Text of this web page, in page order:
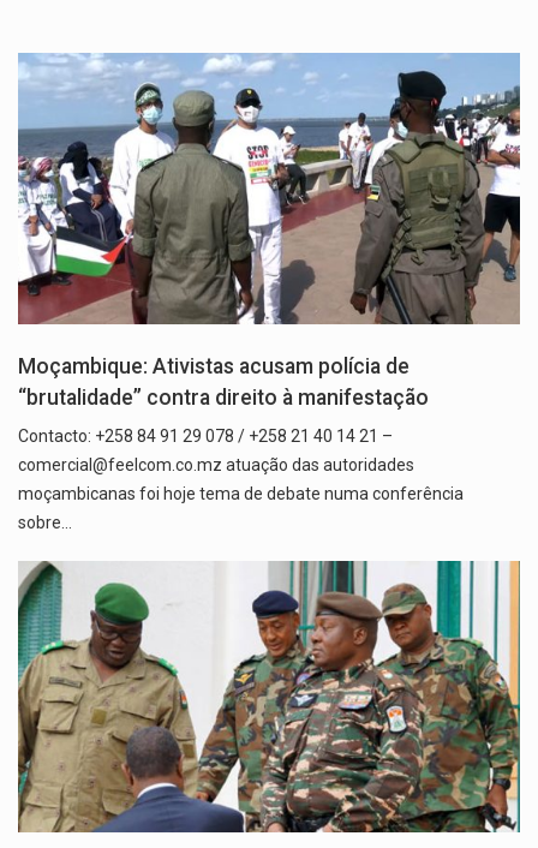
Moçambique: Ativistas acusam polícia de
“brutalidade” contra direito à manifestação
Contacto: +258 84 91 29 078 / +258 21 40 14 21 –
comercial@feelcom.co.mz atuação das autoridades
moçambicanas foi hoje tema de debate numa conferência
sobre…